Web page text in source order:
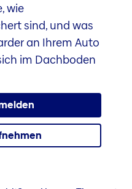
wie
sind, und was
an Ihrem Auto
im Dachboden